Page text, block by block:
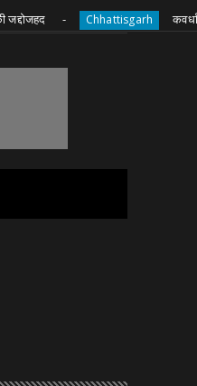
Chhattisgarh कवर्धा में करंट का